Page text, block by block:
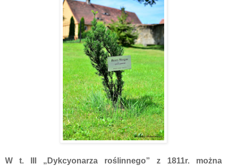
W t. III „Dykcyonarza roślinnego” z 1811r. można